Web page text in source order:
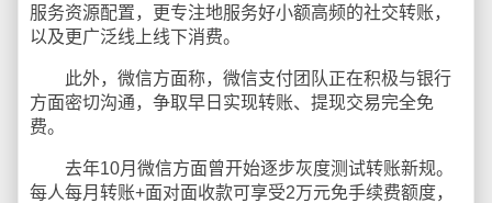
服务资源配置，更专注地服务好小额高频的社交转账，
以及更广泛线上线下消费。
此外，微信方面称，微信支付团队正在积极与银行
方面密切沟通，争取早日实现转账、提现交易完全免
费。
去年10月微信方面曾开始逐步灰度测试转账新规。
每人每月转账+面对面收款可享受2万元免手续费额度，